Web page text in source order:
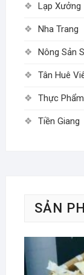
Lạp Xưởng
Nha Trang
Nông Sản
Tân Huê
Thực
Tiền Giang
SẢN